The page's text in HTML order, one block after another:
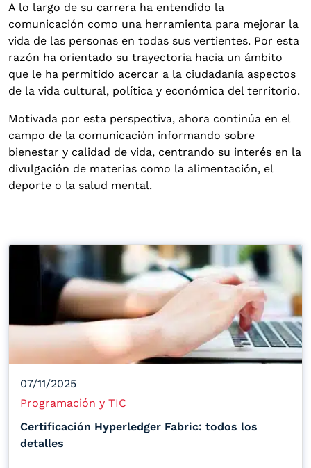
A lo largo de su carrera ha entendido la
comunicación como una herramienta para mejorar la
vida de las personas en todas sus vertientes. Por esta
razón ha orientado su trayectoria hacia un ámbito
que le ha permitido acercar a la ciudadanía aspectos
de la vida cultural, política y económica del territorio.
Motivada por esta perspectiva, ahora continúa en el
campo de la comunicación informando sobre
bienestar y calidad de vida, centrando su interés en la
divulgación de materias como la alimentación, el
deporte o la salud mental.
07/11/2025
Programación y TIC
Certificación Hyperledger Fabric: todos los
detalles